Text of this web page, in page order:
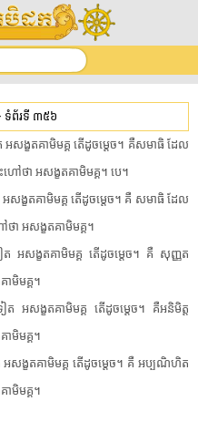
ទំព័រទី ៣៥៦
ង្ខ​ត​គាមិ​មគ្គ​ ​តើ​ដូចម្តេច​។​ ​គឺ​សមាធិ​ ​ដែល​
ះ​ហៅថា​ ​អ​សង្ខ​ត​គាមិ​មគ្គ​។​ ​បេ​។​
ខ​ត​គាមិ​មគ្គ​ ​តើ​ដូចម្តេច​។​ ​គឺ​ ​សមាធិ​ ​ដែល​
ៅថា​ ​អ​សង្ខ​ត​គាមិ​មគ្គ​។​
សង្ខ​ត​គាមិ​មគ្គ​ ​តើ​ដូចម្តេច​។​ ​គឺ​ ​សុញ្ញ​ត​
មិ​មគ្គ​។​
សង្ខ​ត​គាមិ​មគ្គ​ ​តើ​ដូចម្តេច​។​ ​គឺ​អនិមិត្ត​
មិ​មគ្គ​។​
ង្ខ​ត​គាមិ​មគ្គ​ ​តើ​ដូចម្តេច​។​ ​គឺ​ ​អប្ប​ណិ​ហិត​
មិ​មគ្គ​។​